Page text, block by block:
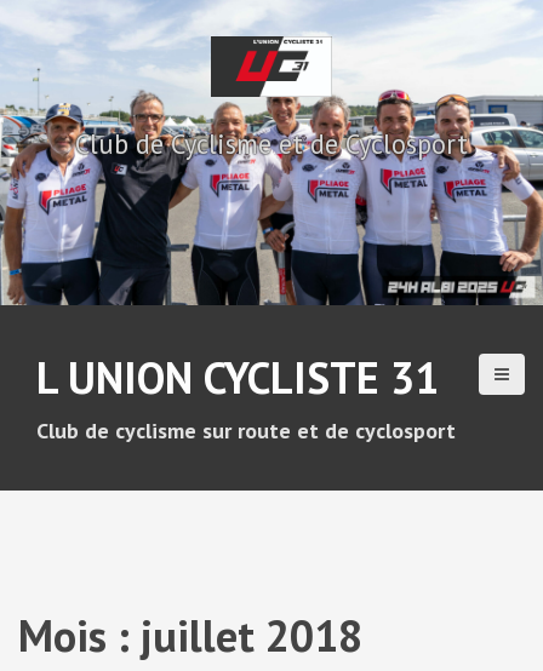
r
a
u
c
o
n
t
e
i
Club de Cyclisme et de Cyclosport
L UNION CYCLISTE 31
Club de cyclisme sur route et de cyclosport
Mois : juillet 2018